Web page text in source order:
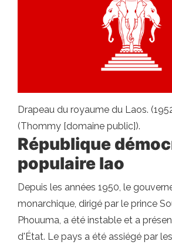
Drapeau du royaume du Laos.
(Thommy [domaine public]).
République
populaire lao
Depuis les années 1950, le
monarchique, dirigé par le prince
Phouuma, a été instable et a
d'État. Le pays a été assiégé par